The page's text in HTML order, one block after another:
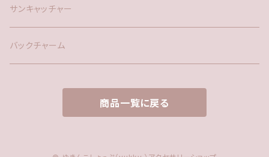
サンキャッチャー
バックチャーム
商品一覧に戻る